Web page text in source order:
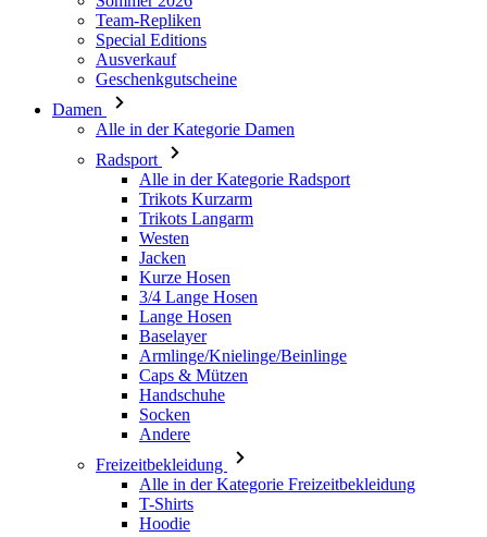
Damen
Alle in der Kategorie Damen
Radsport
Alle in der Kategorie Radsport
Trikots Langarm
Westen
Jacken
Kurze Hosen
3/4 Lange Hosen
Lange Hosen
Baselayer
Armlinge/Knielinge/Beinlinge
Caps & Mützen
Handschuhe
Socken
Andere
Freizeitbekleidung
Alle in der Kategorie Freizeitbekleidung
T-Shirts
Hoodie
Caps & Mützen
Triathlon
Alle in der Kategorie Triathlon
Top